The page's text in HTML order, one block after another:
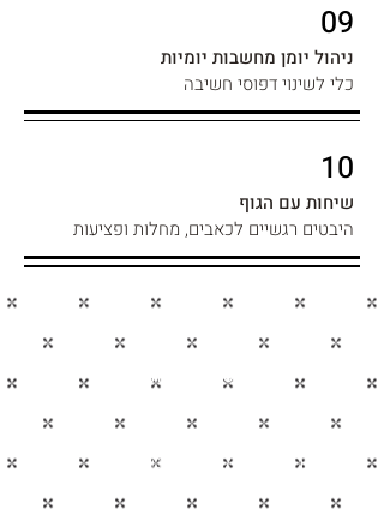
09
ניהול יומן מחשבות יומיות
כלי לשינוי דפוסי חשיבה
10
שיחות עם הגוף
היבטים רגשיים לכאבים, מחלות ופציעות
פתיחת הקורס חודש יוני 2023
למדע עכשווי
תת המודע ככלי רב עוצמה לריפוי
חסימות וזיכרונות טראומותיים